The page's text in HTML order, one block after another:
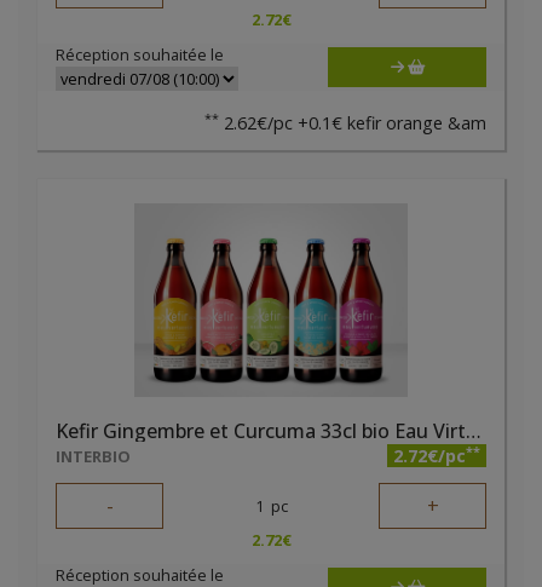
2.72€
Réception souhaitée le
** 2.62€/pc +0.1€ kefir orange &am
Kefir Gingembre et Curcuma 33cl bio Eau Virtueuse
INTERBIO 2.72€/pc**
- 1 pc +
2.72€
Réception souhaitée le